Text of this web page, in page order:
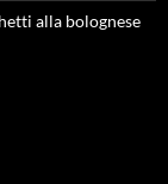
alla bolognese